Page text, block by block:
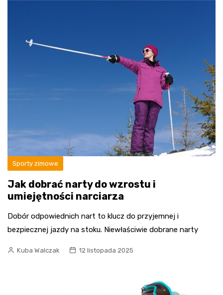
Sporty zimowe
Jak dobrać narty do wzrostu i
umiejętności narciarza
Dobór odpowiednich nart to klucz do przyjemnej i
bezpiecznej jazdy na stoku. Niewłaściwie dobrane narty
Kuba Walczak 12 listopada 2025